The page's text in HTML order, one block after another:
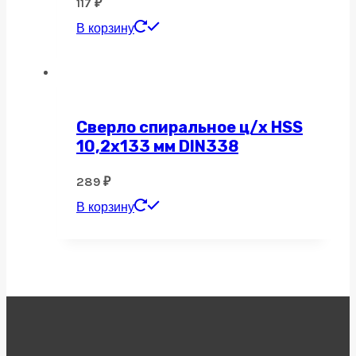
В корзину
Сверло спиральное ц/х HSS
10,2х133 мм DIN338
289 ₽
В корзину